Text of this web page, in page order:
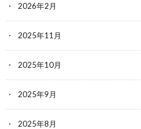
2026年2月
2025年11月
2025年10月
2025年9月
2025年8月